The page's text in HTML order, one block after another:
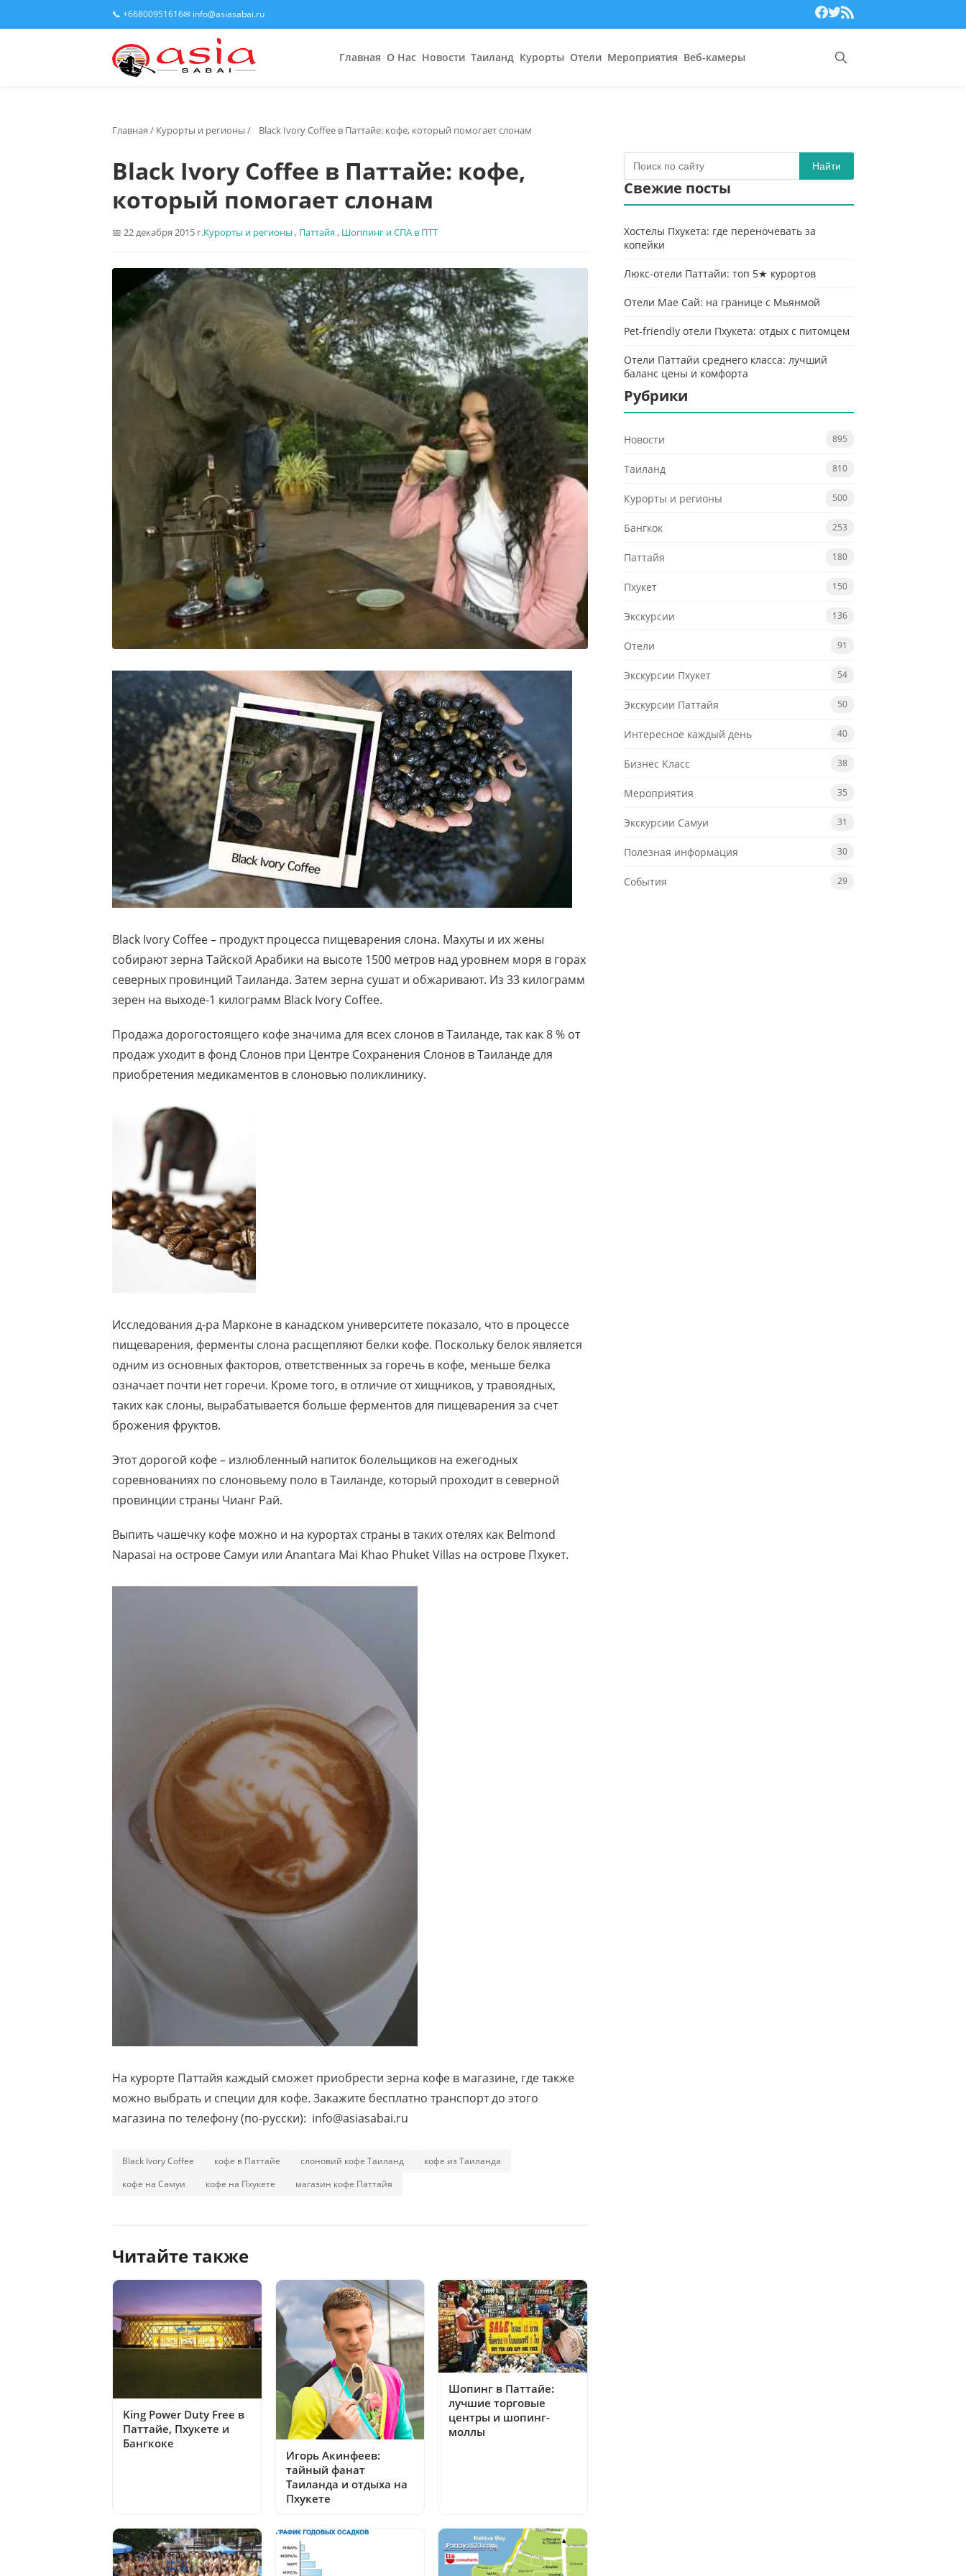
📞 +66800951616✉ info@asiasabai.ru
Главная О Нас Новости Таиланд Курорты Отели Мероприятия Веб-камеры
Главная / Курорты и регионы / Black Ivory Coffee в Паттайе: кофе, который помогает слонам
Black Ivory Coffee в Паттайе: кофе,
который помогает слонам
22 декабря 2015 г.Курорты и регионы , Паттайя , Шоппинг и СПА в ПТТ
Black Ivory Coffee – продукт процесса пищеварения слона. Махуты и их жены
собирают зерна Тайской Арабики на высоте 1500 метров над уровнем моря в горах
северных провинций Таиланда. Затем зерна сушат и обжаривают. Из 33 килограмм
зерен на выходе-1 килограмм Black Ivory Coffee.
Продажа дорогостоящего кофе значима для всех слонов в Таиланде, так как 8 % от
продаж уходит в фонд Слонов при Центре Сохранения Слонов в Таиланде для
приобретения медикаментов в слоновью поликлинику.
Исследования д-ра Марконе в канадском университете показало, что в процессе
пищеварения, ферменты слона расщепляют белки кофе. Поскольку белок является
одним из основных факторов, ответственных за горечь в кофе, меньше белка
означает почти нет горечи. Кроме того, в отличие от хищников, у травоядных,
таких как слоны, вырабатывается больше ферментов для пищеварения за счет
брожения фруктов.
Этот дорогой кофе – излюбленный напиток болельщиков на ежегодных
соревнованиях по слоновьему поло в Таиланде, который проходит в северной
провинции страны Чианг Рай.
Выпить чашечку кофе можно и на курортах страны в таких отелях как Belmond
Napasai на острове Самуи или Anantara Mai Khao Phuket Villas на острове Пхукет.
На курорте Паттайя каждый сможет приобрести зерна кофе в магазине, где также
можно выбрать и специи для кофе. Закажите бесплатно транспорт до этого
магазина по телефону (по-русски): info@asiasabai.ru
Black Ivory Coffee кофе в Паттайе слоновий кофе Таиланд
кофе из Таиланда
кофе на Самуи
кофе на Пхукете магазин кофе Паттайя
Читайте также
King Power Duty Free в
Паттайе, Пхукете и
Бангкоке
Игорь Акинфеев:
тайный фанат
Таиланда и отдыха на
Пхукете
Шопинг в Паттайе:
лучшие торговые
центры и шопинг-
моллы
Найти
Свежие посты
Хостелы Пхукета: где переночевать за
копейки
Люкс-отели Паттайи: топ 5★ курортов
Отели Мае Сай: на границе с Мьянмой
Pet-friendly отели Пхукета: отдых с питомцем
Отели Паттайи среднего класса: лучший
баланс цены и комфорта
Рубрики
Новости 895
Таиланд 810
Курорты и регионы 500
Бангкок 253
Паттайя 180
Пхукет 150
Экскурсии 136
Отели 91
Экскурсии Пхукет 54
Экскурсии Паттайя 50
Интересное каждый день 40
Бизнес Класс 38
Мероприятия 35
Экскурсии Самуи 31
Полезная информация 30
События 29